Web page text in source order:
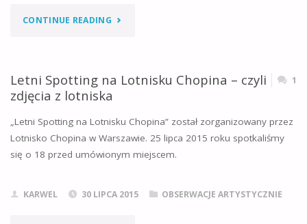
CONTINUE READING"SEKS
SEKS
NIE
JEST"
Letni Spotting na Lotnisku Chopina – czyli
zdjęcia z lotniska
1
„Letni Spotting na Lotnisku Chopina” został zorganizowany przez
Lotnisko Chopina w Warszawie. 25 lipca 2015 roku spotkaliśmy
się o 18 przed umówionym miejscem.
KARWEL 30 LIPCA 2015 OBSERWACJE ARTYSTYCZNIE